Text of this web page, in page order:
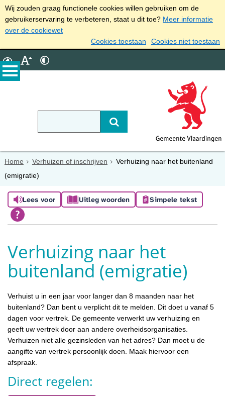
Wij zouden graag functionele cookies willen gebruiken om de
gebruikerservaring te verbeteren, staat u dit toe? Meer informatie
over de cookiewet
Cookies toestaan
Cookies niet toestaan
Home Verhuizen of inschrijven
Verhuizing naar het buitenland
(emigratie)
Lees voor Uitleg woorden Simpele tekst
Verhuizing naar het
buitenland (emigratie)
Verhuist u in een jaar voor langer dan 8 maanden naar het
buitenland? Dan bent u verplicht dit te melden. Dit doet u vanaf 5
dagen voor vertrek. De gemeente verwerkt uw verhuizing en
geeft uw vertrek door aan andere overheidsorganisaties.
Verhuizen niet alle gezinsleden van het adres? Dan moet u de
aangifte van vertrek persoonlijk doen. Maak hiervoor een
afspraak.
Direct regelen: